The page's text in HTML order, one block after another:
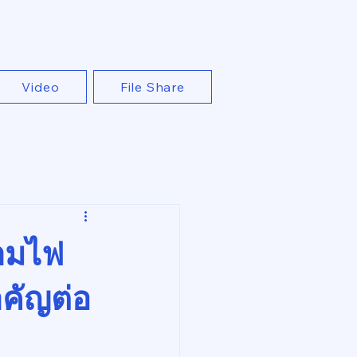
Video File Share
ไฟ
คัญต่อ